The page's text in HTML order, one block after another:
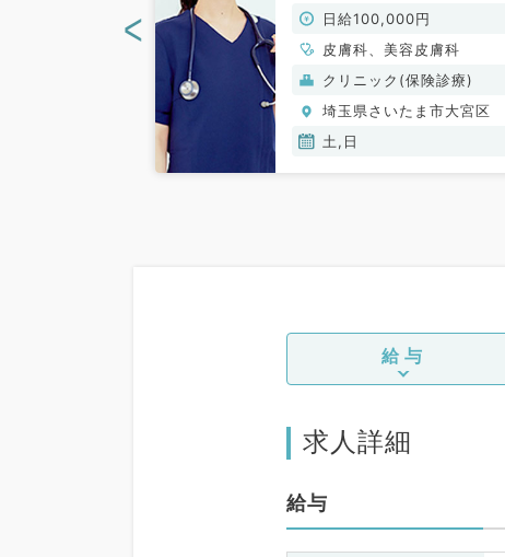
／非常勤）
日給100,000円
皮膚科、美容皮膚科
クリニック(保険診療)
埼玉県さいたま市大宮区
土,日
<
給与
求人詳細
給与